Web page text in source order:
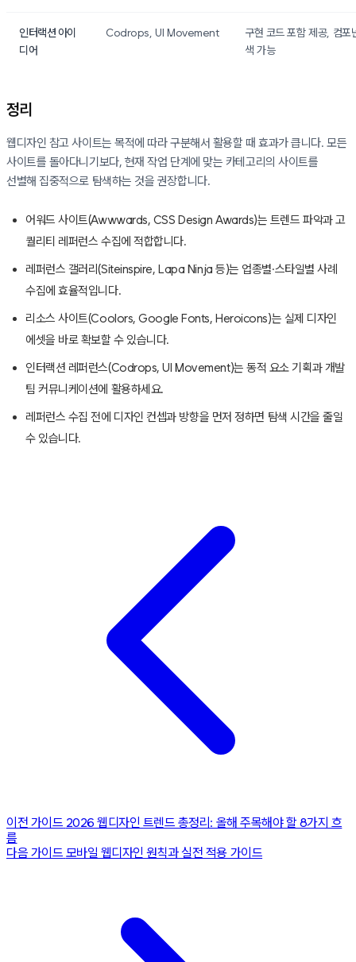
인터랙션 아이
디어
Codrops, UI Movement
구현 코드 포함 제공, 컴포
색 가능
정리
웹디자인 참고 사이트는 목적에 따라 구분해서 활용할 때 효과가 큽니다. 모든
사이트를 돌아다니기보다, 현재 작업 단계에 맞는 카테고리의 사이트를
선별해 집중적으로 탐색하는 것을 권장합니다.
어워드 사이트(Awwwards, CSS Design Awards)는 트렌드 파악과 고
퀄리티 레퍼런스 수집에 적합합니다.
레퍼런스 갤러리(Siteinspire, Lapa Ninja 등)는 업종별·스타일별 사례
수집에 효율적입니다.
리소스 사이트(Coolors, Google Fonts, Heroicons)는 실제 디자인
에셋을 바로 확보할 수 있습니다.
인터랙션 레퍼런스(Codrops, UI Movement)는 동적 요소 기획과 개발
팀 커뮤니케이션에 활용하세요.
레퍼런스 수집 전에 디자인 컨셉과 방향을 먼저 정하면 탐색 시간을 줄일
수 있습니다.
이전 가이드 2026 웹디자인 트렌드 총정리: 올해 주목해야 할 8가지 흐
름
다음 가이드 모바일 웹디자인 원칙과 실전 적용 가이드